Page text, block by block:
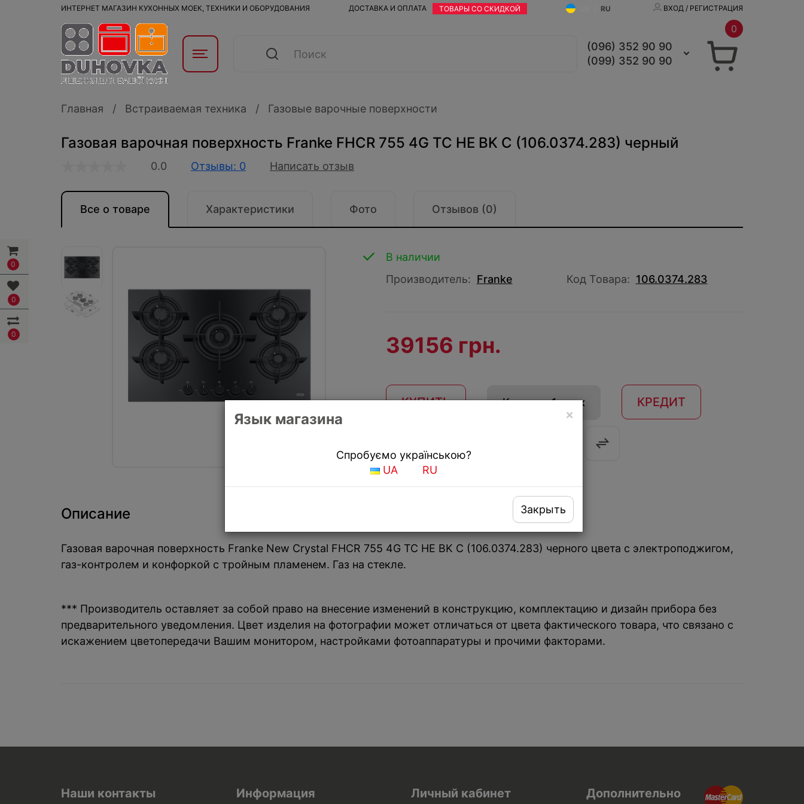
0
0
0
ИНТЕРНЕТ МАГАЗИН КУХОННЫХ МОЕК, ТЕХНИКИ И ОБОРУДОВАНИЯ ДОСТАВКА И ОПЛАТА ТОВАРЫ СО СКИДКОЙ RU ВХОД / РЕГИСТРАЦИЯ
(096) 352 90 90
(099) 352 90 90
0
Главная Встраиваемая техника Газовые варочные поверхности
Газовая варочная поверхность Franke FHCR 755 4G TC HE BK C (106.0374.283) черный
0.0 Отзывы: 0 Написать отзыв
Все о товаре Характеристики Фото Отзывов (0)
×
Язык магазина
Спробуємо українською?
UA
RU
Закрыть
В наличии
Производитель: Franke Код Товара: 106.0374.283
39156 грн.
КУПИТЬ Купить в 1 клик КРЕДИТ
Описание
Газовая варочная поверхность Franke New Crystal FHCR 755 4G TC HE BK C (106.0374.283) черного цвета с электроподжигом,
газ-контролем и конфоркой с тройным пламенем. Газ на стекле.
*** Производитель оставляет за собой право на внесение изменений в конструкцию, комплектацию и дизайн прибора без
предварительного уведомления. Цвет изделия на фотографии может отличаться от цвета фактического товара, что связано с
искажением цветопередачи Вашим монитором, настройками фотоаппаратуры и прочими факторами.
Наши контакты Информация Личный кабинет Дополнительно